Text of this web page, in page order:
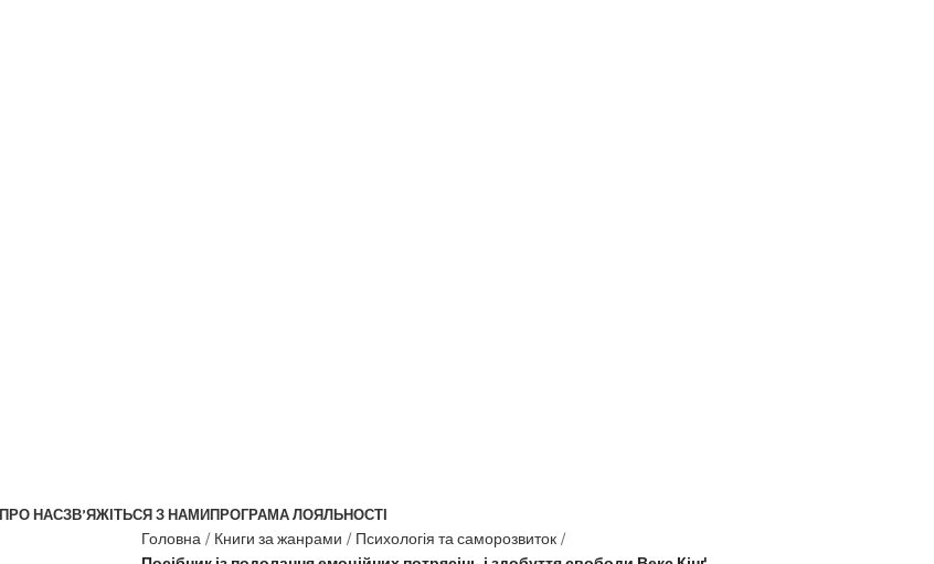
ПРО НАСЗВ’ЯЖІТЬСЯ З НАМИ ПРОГРАМА ЛОЯЛЬНОСТІ
Головна Книги за жанрами
Психологія та саморозвиток